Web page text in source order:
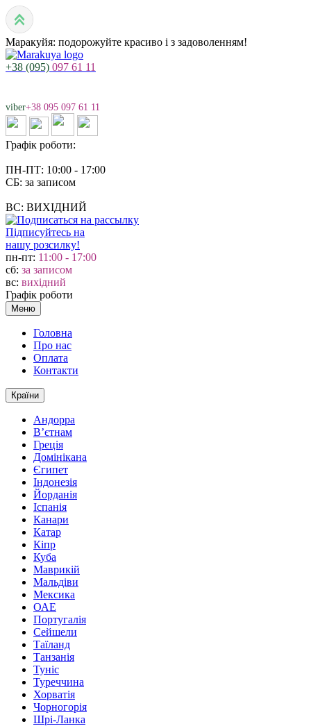
Маракуйя: подорожуйте красиво і з задоволенням!
+38 (095) 097 61 11
viber+38 095 097 61 11
Графік роботи:
ПН-ПТ: 10:00 - 17:00
СБ: за записом
ВС: ВИХІДНИЙ
Підписуйтесь на
нашу розсилку!
пн-пт: 11:00 - 17:00
сб: за записом
вс: вихідний
Графік роботи
Меню
Головна
Про нас
Оплата
Контакти
Країни
Андорра
В’єтнам
Греція
Домінікана
Єгипет
Індонезія
Йорданія
Іспанія
Канари
Катар
Кіпр
Куба
Маврикій
Мальдіви
Мексика
ОАЕ
Португалія
Сейшели
Таїланд
Танзанія
Туніс
Туреччина
Хорватія
Чорногорія
Шрі-Ланка